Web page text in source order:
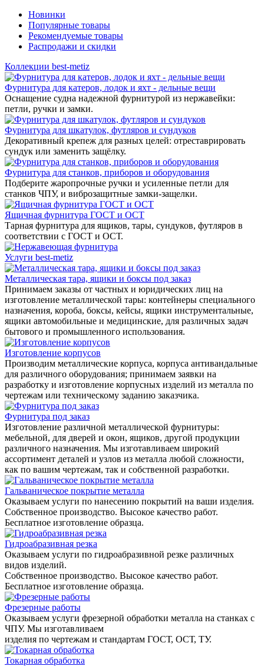
Новинки
Популярные товары
Рекомендуемые товары
Распродажи и скидки
Коллекции best-metiz
Фурнитура для катеров, лодок и яхт - дельные вещи
Оснащение судна надежной фурнитурой из нержавейки:
петли, ручки и замки.
Фурнитура для шкатулок, футляров и сундуков
Декоративный крепеж для разных целей: отреставрировать
сундук или заменить защёлку.
Фурнитура для станков, приборов и оборудования
Подберите жаропрочные ручки и усиленные петли для
станков ЧПУ, и виброзащитные замки-защелки.
Ящичная фурнитура ГОСТ и ОСТ
Тарная фурнитура для ящиков, тары, сундуков, футляров в
соответствии с ГОСТ и ОСТ.
Услуги best-metiz
Металлическая тара, ящики и боксы под заказ
Принимаем заказы от частных и юридических лиц на
изготовление металлической тары: контейнеры специального
назначения, короба, боксы, кейсы, ящики инструментальные,
ящики автомобильные и медицинские, для различных задач
бытового и промышленного использования.
Изготовление корпусов
Производим металлические корпуса, корпуса антивандальные
для различного оборудования; принимаем заявки на
разработку и изготовление корпусных изделий из металла по
чертежам или техническому заданию заказчика.
Фурнитура под заказ
Изготовление различной металлической фурнитуры:
мебельной, для дверей и окон, ящиков, другой продукции
различного назначения. Мы изготавливаем широкий
ассортимент деталей и узлов из металла любой сложности,
как по вашим чертежам, так и собственной разработки.
Гальваническое покрытие металла
Оказываем услуги по нанесению покрытий на ваши изделия.
Собственное производство. Высокое качество работ.
Бесплатное изготовление образца.
Гидроабразивная резка
Оказываем услуги по гидроабразивной резке различных
видов изделий.
Собственное производство. Высокое качество работ.
Бесплатное изготовление образца.
Фрезерные работы
Оказываем услуги фрезерной обработки металла на станках с
ЧПУ. Мы изготавливаем
изделия по чертежам и стандартам ГОСТ, ОСТ, ТУ.
Токарная обработка